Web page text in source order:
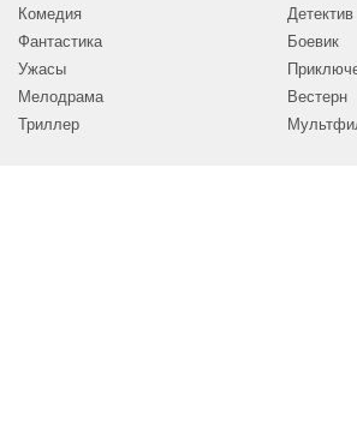
Комедия
Фантастика
Ужасы
Мелодрама
Триллер
Детектив
Боевик
Вестерн